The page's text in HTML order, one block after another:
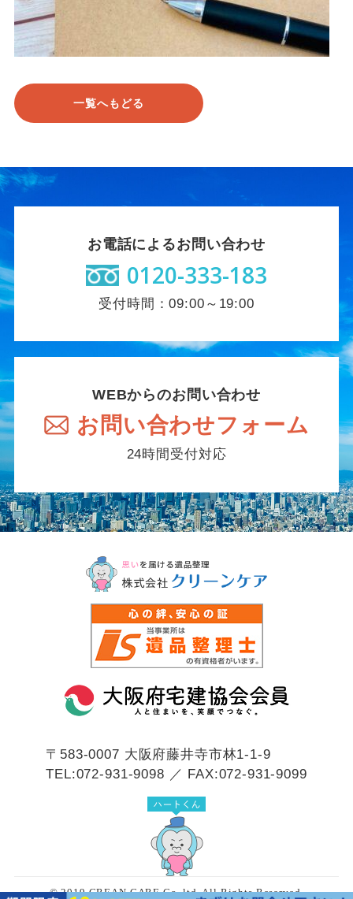
一覧へもどる
お電話によるお問い合わせ
0120-333-183
受付時間：09:00～19:00
WEBからのお問い合わせ
お問い合わせフォーム
24時間受付対応
〒583-0007 大阪府藤井寺市林1-1-9
TEL:072-931-9098 ／ FAX:072-931-9099
© 2019 CREAN CARE Co.,ltd. All Rights Reserved.